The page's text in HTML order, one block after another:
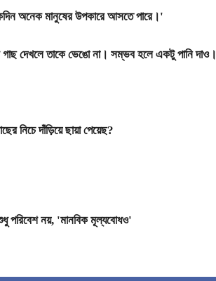
অনেক মানুষের উপকারে আসতে পারে।'
দেখলে তাকে ভেঙো না। সম্ভব হলে একটু পানি দাও।
নিচে দাঁড়িয়ে ছায়া পেয়েছ?
পরিবেশ নয়, 'মানবিক মূল্যবোধও'